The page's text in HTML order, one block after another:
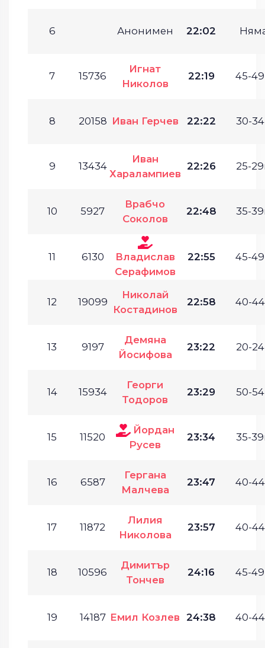
6 Анонимен 22:02
7 15736
Игнат
Николов
22:19 45-
8 20158 Иван Герчев 22:22 30-
9 13434
Иван
Харалампиев
22:26 25-
10 5927
Врабчо
Соколов
22:48 35-
11 6130
Владислав
Серафимов
22:55 45-
12 19099
Николай
Костадинов
22:58 40-
13 9197
Демяна
Йосифова
23:22 20-
14 15934
Георги
Тодоров
23:29 50-
15 11520
Йордан
Русев
23:34 35-
16 6587
Гергана
Малчева
23:47 40-
17 11872
Лилия
Николова
23:57 40-
18 10596
Димитър
Тончев
24:16 45-
19 14187 Емил Козлев 24:38 40-